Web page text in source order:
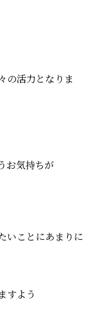
の活力となりま
お気持ちが
いことにあまりに
すよう